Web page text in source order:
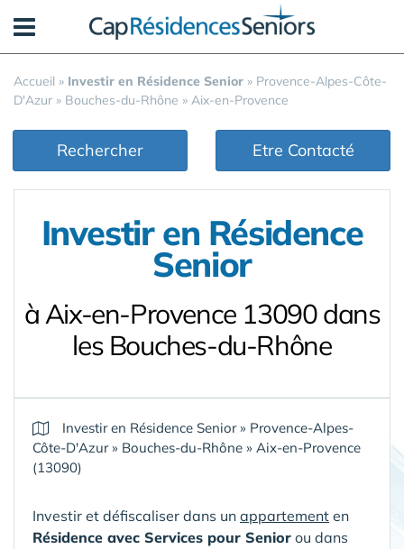
Accueil » Investir en Résidence Senior » Provence-Alpes-Côte-
D'Azur » Bouches-du-Rhône » Aix-en-Provence
Rechercher Etre Contacté
Investir en Résidence
Senior
à Aix-en-Provence 13090 dans
les Bouches-du-Rhône
Investir en Résidence Senior» Provence-Alpes-
Côte-D'Azur» Bouches-du-Rhône » Aix-en-Provence
(13090)
Investir et défiscaliser dans un appartement en
Résidence avec Services pour Senior ou dans